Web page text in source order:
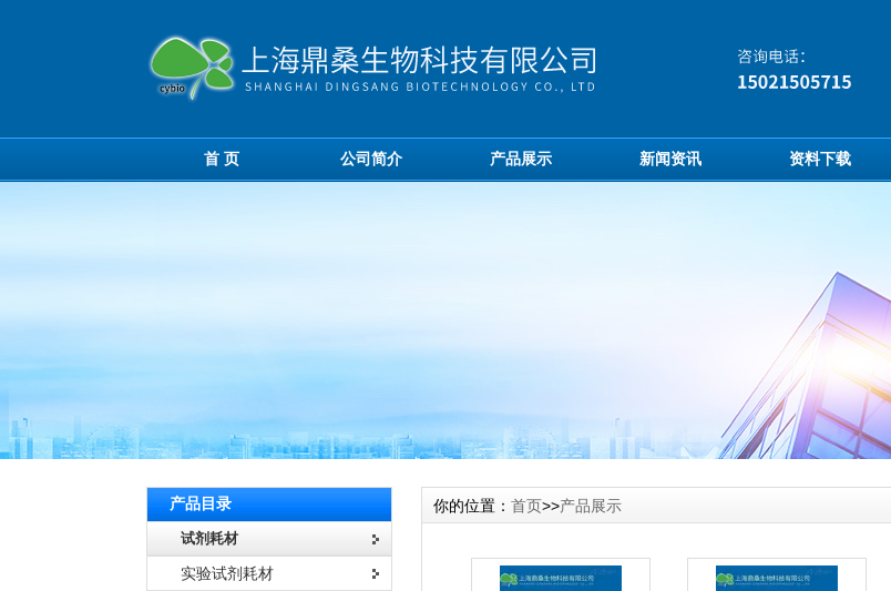
首 页 公司简介 产品展示 新闻资讯 资料下载
产品目录
试剂耗材
实验试剂耗材
你的位置： 首页>>产品展示